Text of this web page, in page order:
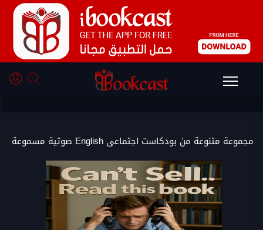
بودكاست اجتماعى English
مجموعة متنوعة من بودكاست اجتماعى English صوتية مسموعة